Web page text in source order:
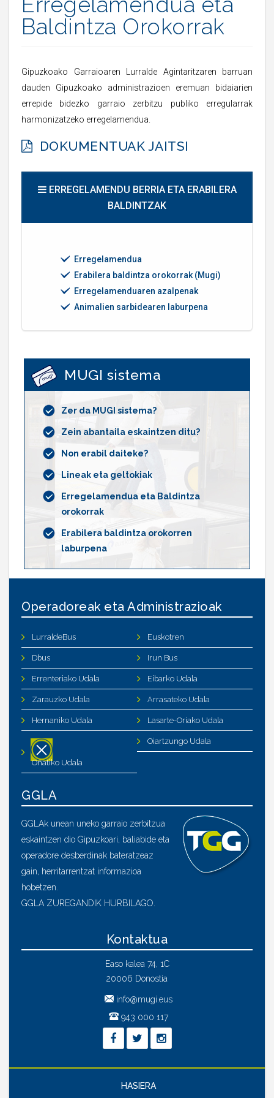
Baldintza Orokorrak
Gipuzkoako Garraioaren Lurralde Agintaritzaren barruan
dauden Gipuzkoako administrazioen eremuan bidaiarien
errepide bidezko garraio zerbitzu publiko erregularrak
harmonizatzeko erregelamendua.
DOKUMENTUAK JAITSI
ERREGELAMENDU BERRIA ETA ERABILERA
BALDINTZAK
Erregelamendua
Erabilera baldintza orokorrak (Mugi)
Erregelamenduaren azalpenak
Animalien sarbidearen laburpena
MUGI sistema
Zer da MUGI sistema?
Zein abantaila eskaintzen ditu?
Non erabil daiteke?
Lineak eta geltokiak
Erregelamendua eta Baldintza
orokorrak
Erabilera baldintza orokorren
laburpena
Operadoreak eta Administrazioak
LurraldeBus Euskotren
Dbus Irun Bus
Errenteriako Udala Eibarko Udala
Zarauzko Udala Arrasateko Udala
Hernaniko Udala Lasarte-Oriako Udala
Oñatiko Udala
Oiartzungo Udala
GGLA
GGLAk unean uneko garraio zerbitzua
eskaintzen dio Gipuzkoari, baliabide eta
operadore desberdinak bateratzeaz
gain, herritarrentzat informazioa
hobetzen.
GGLA ZUREGANDIK HURBILAGO.
Kontaktua
Easo kalea 74, 1C
20006 Donostia
info@mugi.eus
943 000 117
HASIERA